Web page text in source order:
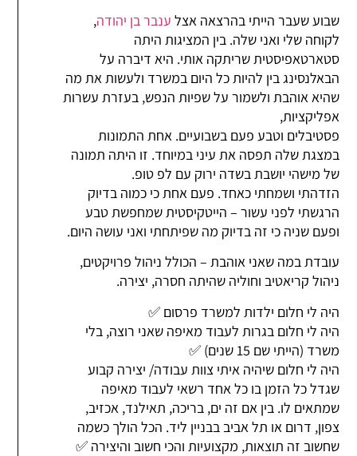
שבוע שעבר הייתי בהרצאה אצלענבר בן יהודה,
לקוחה שלי ואני שלה. בין המציגות היתה
סטארטאפיסטית שריתקה אותי. היא דיברה על
הבאלנסינג בין להיות כל היום במשרד ולעשות את מה
שהיא אוהבת ולשמור על שפיות הנפש, בעזרת עשרות
אפליקציות,
פסטיבלים וטבע פעם בשבועיים. אחת התמונות
במצגת שלה תפסה את עיני במיוחד. זו היתה תמונה
של מישהי יושבת בשדה ירוק עם לפ טופ.
הזדהתי ושמחתי כאחד. פעם אחת כי כמוה בדיוק
הרגשתי לפני עשור – הייטקיסטית שמחפשת טבע
ופעם שניה כי זה בדיוק מה שפיתחתי ואני עושה היום.
עובדת במה שאני אוהבת – הכולל ניהול פרויקטים,
ניהול קריאטיב וחוליה שהיתה חסרה, יצירה.
היה לי חלום ילדות למשרד פרסום ✅
היה לי חלום בגרות לעבוד מאיפה שאני רוצה, בלי
משרד (הייתי שם 15 שנים) ✅
היה לי חלום שיהיה איתי צוות עבודה/ יצירה קבוע
שגדל כל הזמן בו כל אחד רשאי לעבוד מאיפה
שמתאים לו. בין אם זה ים, בריכה, תאילנד, אכזיב,
צפון, דרום או תל אביב בבניין ליד. הכל הולך כשמה
שחשוב זה תוצאות, מקצועיות והכי חשוב והיצירה ✅